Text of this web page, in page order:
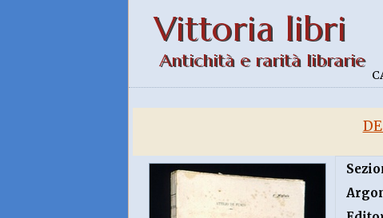
Vittoria libri
Antichità e rarità librarie